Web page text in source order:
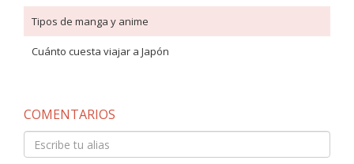
Tipos de manga y anime
Cuánto cuesta viajar a Japón
COMENTARIOS